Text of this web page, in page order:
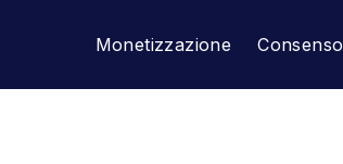
Monetizzazione Consenso